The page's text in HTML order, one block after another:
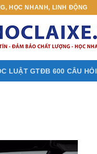
HỌC NHANH, LINH ĐỘNG
LUẬT GTĐB 600 CÂU HỎI